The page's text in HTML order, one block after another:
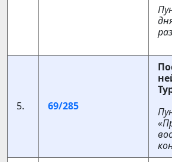
5. 69/285